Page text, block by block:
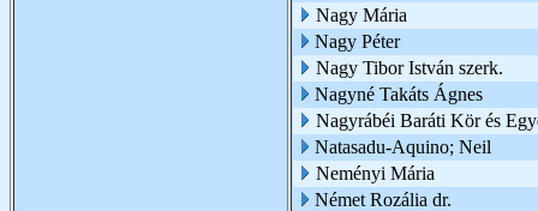
Nagy Mária
Nagy Péter
Nagy Tibor István szerk.
Nagyné Takáts Ágnes
Nagyrábéi Baráti Kör és
Natasadu-Aquino; Neil
Neményi Mária
Német Rozália dr.